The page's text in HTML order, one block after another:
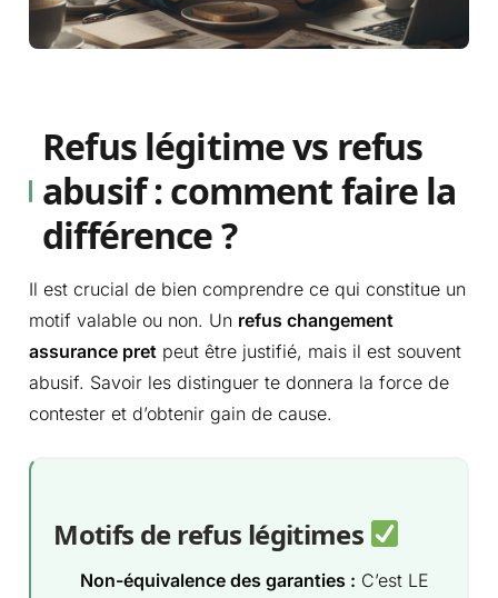
Refus légitime vs refus
abusif : comment faire la
différence ?
Il est crucial de bien comprendre ce qui constitue un
motif valable ou non. Un refus changement
assurance pret peut être justifié, mais il est souvent
abusif. Savoir les distinguer te donnera la force de
contester et d’obtenir gain de cause.
Motifs de refus légitimes
Non-équivalence des garanties : C’est LE